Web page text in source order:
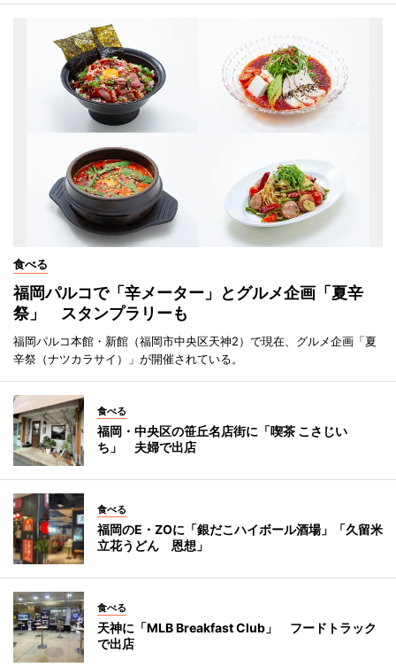
食べる
福岡パルコで「辛メーター」とグルメ企画「夏辛
祭」 スタンプラリーも
福岡パルコ本館・新館（福岡市中央区天神2）で現在、グルメ企画「夏
辛祭（ナツカラサイ）」が開催されている。
食べる
福岡・中央区の笹丘名店街に「喫茶 こさじい
ち」 夫婦で出店
食べる
福岡のE・ZOに「銀だこハイボール酒場」「久留米
立花うどん 恩想」
食べる
天神に「MLB Breakfast Club」 フードトラック
で出店